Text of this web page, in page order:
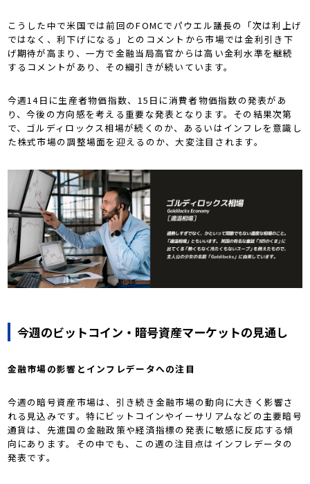
こうした中で米国では前回のFOMCでパウエル議長の「次は利上げ
ではなく、利下げになる」とのコメントから市場では金利引き下
げ期待が高まり、一方で金融当局高官からは高い金利水準を継続
するコメントがあり、その綱引きが続いています。
今週14日に生産者物価指数、15日に消費者物価指数の発表があ
り、今後の方向感を考える重要な発表となります。その結果次第
で、ゴルディロックス相場が続くのか、あるいはインフレを意識し
た株式市場の調整場面を迎えるのか、大変注目されます。
今週のビットコイン・暗号資産マーケットの見通し
金融市場の影響とインフレデータへの注目
今週の暗号資産市場は、引き続き金融市場の動向に大きく影響さ
れる見込みです。特にビットコインやイーサリアムなどの主要暗号
通貨は、先進国の金融政策や経済指標の発表に敏感に反応する傾
向にあります。その中でも、この週の注目点はインフレデータの
発表です。